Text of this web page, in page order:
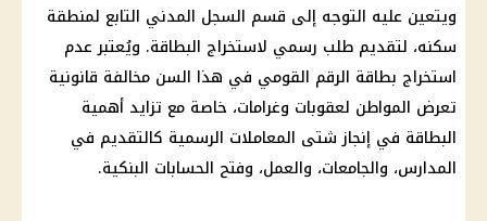
ويتعين عليه التوجه إلى قسم السجل المدني التابع لمنطقة
سكنه، لتقديم طلب رسمي لاستخراج البطاقة. ويُعتبر عدم
استخراج بطاقة الرقم القومي في هذا السن مخالفة قانونية
تعرض المواطن لعقوبات وغرامات، خاصة مع تزايد أهمية
البطاقة في إنجاز شتى المعاملات الرسمية كالتقديم في
المدارس، والجامعات، والعمل، وفتح الحسابات البنكية.